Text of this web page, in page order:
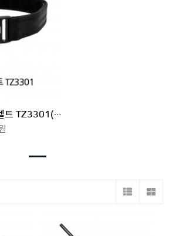
토마스존 텍티컬 듀티벨트 TZ3301(Double Lock Ver.)